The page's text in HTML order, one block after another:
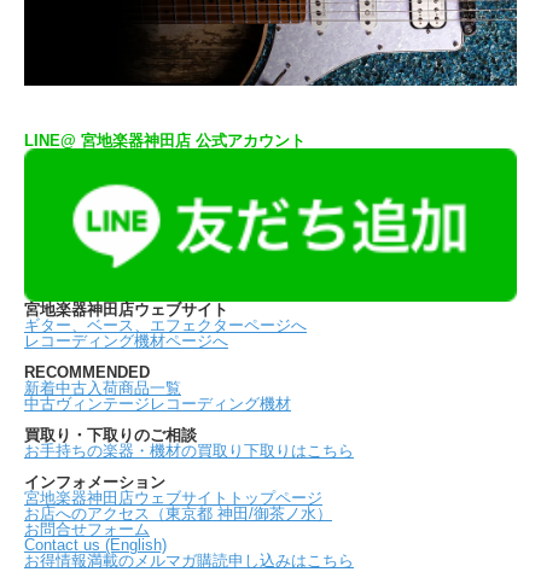
LINE@ 宮地楽器神田店 公式アカウント
宮地楽器神田店ウェブサイト
ギター、ベース、エフェクターページへ
レコーディング機材ページへ
RECOMMENDED
新着中古入荷商品一覧
中古ヴィンテージレコーディング機材
買取り・下取りのご相談
お手持ちの楽器・機材の買取り下取りはこちら
インフォメーション
宮地楽器神田店ウェブサイトトップページ
お店へのアクセス（東京都 神田/御茶ノ水）
お問合せフォーム
Contact us (English)
お得情報満載のメルマガ購読申し込みはこちら